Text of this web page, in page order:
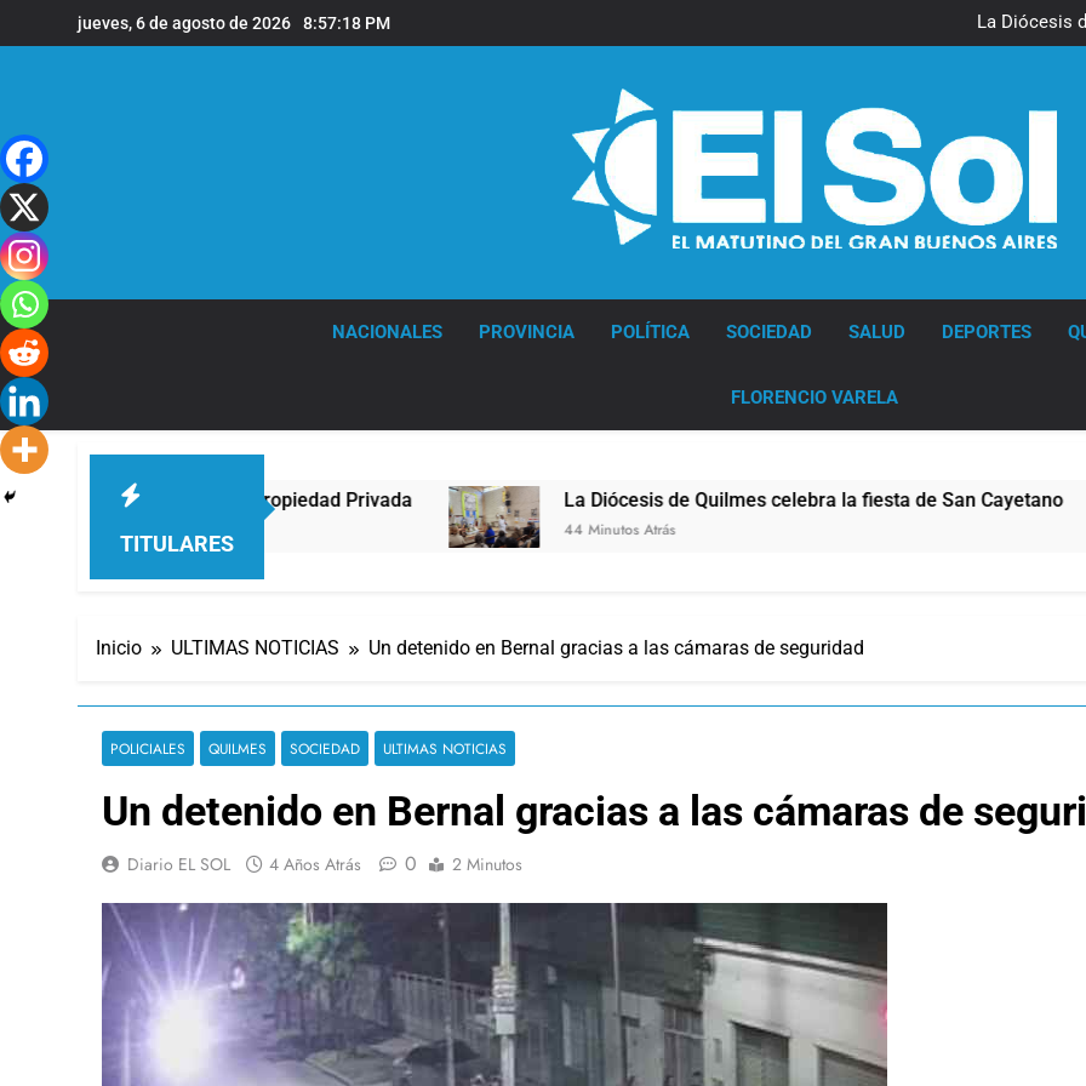
al
jueves, 6 de agosto de 2026 8:57:19 PM
La Diócesis
La Línea 148 pasó
La Diócesis
La Línea 148 pasó
La Municipalidad de Quilmes
NACIONALES PROVINCIA POLÍTICA SOCIEDAD SALUD DEPORTES
FLORENCIO VARELA
TITULARES
de Ley de Propiedad Privada La Diócesis de Quilmes celebra la fiesta de San Cayetano
44 Minutos Atrás
Inicio ULTIMAS NOTICIAS Un detenido en Bernal gracias a las cámaras de seguridad
POLICIALES QUILMES SOCIEDAD ULTIMAS NOTICIAS
Un detenido en Bernal gracias a las cámaras de
Diario EL SOL 4 Años Atrás 0 2 Minutos